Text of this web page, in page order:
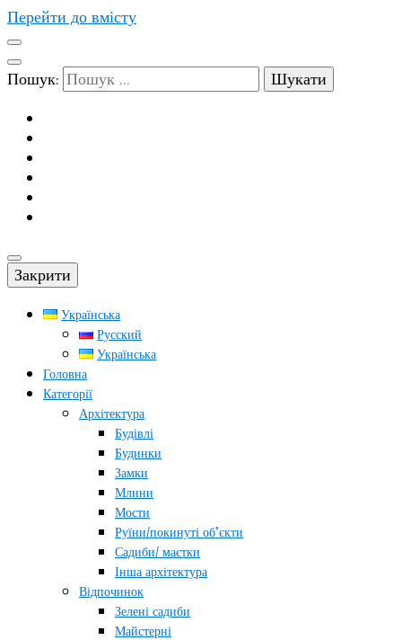
Перейти до вмісту
Пошук:
Закрити
Українська
Русский
Українська
Головна
Категорії
Архітектура
Будівлі
Будинки
Замки
Млини
Мости
Руїни/покинуті об’єкти
Садиби/ маєтки
Інша архітектура
Відпочинок
Зелені садиби
Майстерні